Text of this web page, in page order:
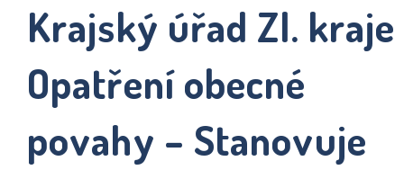
Krajský úřad Zl. kraje
Opatření obecné
povahy – Stanovuje